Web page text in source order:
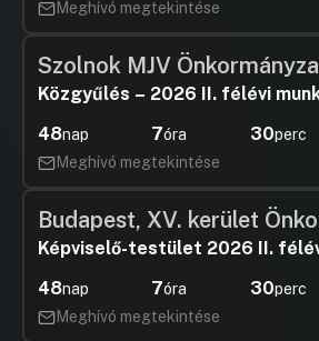
Meghívó megtekintése
Szolnok MJV
Közgyűlés – 2026 II. félévi
48nap 7óra 30perc
Meghívó megtekintése
Budapest, XV. kerület
Képviselő-testület 2026 II.
48nap 7óra 30perc
Meghívó megtekintése